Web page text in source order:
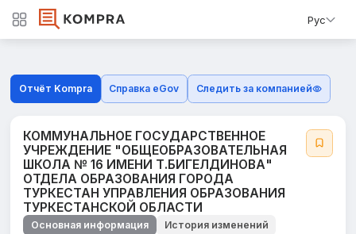
Рус
Отчёт Kompra Справка eGov Следить за компанией
КОММУНАЛЬНОЕ ГОСУДАРСТВЕННОЕ
УЧРЕЖДЕНИЕ "ОБЩЕОБРАЗОВАТЕЛЬНАЯ
ШКОЛА № 16 ИМЕНИ Т.БИГЕЛДИНОВА"
ОТДЕЛА ОБРАЗОВАНИЯ ГОРОДА
ТУРКЕСТАН УПРАВЛЕНИЯ ОБРАЗОВАНИЯ
ТУРКЕСТАНСКОЙ ОБЛАСТИ
Основная информация
История изменений